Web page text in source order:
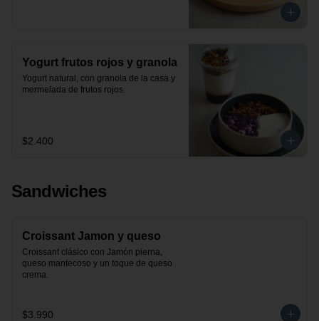
Yogurt frutos rojos y granola
Yogurt natural, con granola de la casa y
mermelada de frutos rojos.
$2.400
Sandwiches
Croissant Jamon y queso
Croissant clásico con Jamón pierna,
queso mantecoso y un toque de queso
crema.
$3.990